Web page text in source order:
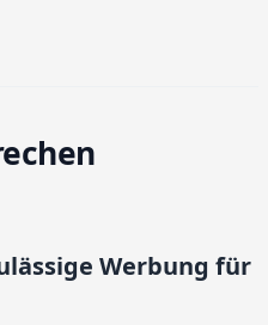
Werbung für